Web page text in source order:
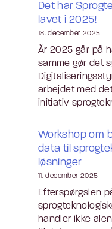
Det har
lavet i 2025!
18. december 2025
År 2025 går på
samme gør det
arbejdet med
initiativ
Workshop om
data til
løsninger
11. december 2025
Efterspørgslen
handler ikke